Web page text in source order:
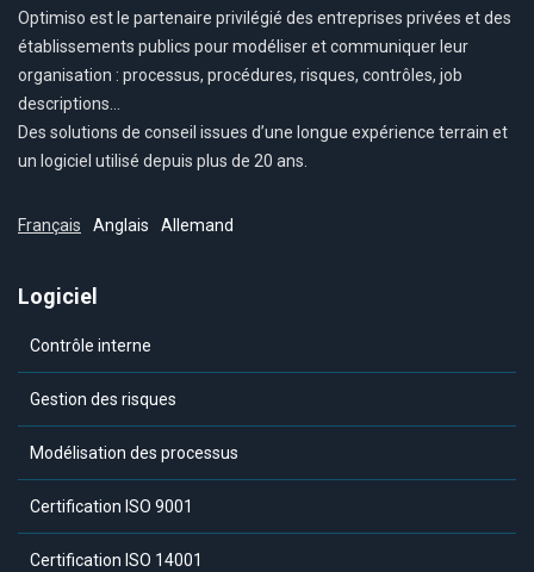
Optimiso est le partenaire privilégié des entreprises privées et des
établissements publics pour modéliser et communiquer leur
organisation : processus, procédures, risques, contrôles, job
descriptions…
Des solutions de conseil issues d’une longue expérience terrain et
un logiciel utilisé depuis plus de 20 ans.
Français Anglais Allemand
Logiciel
Contrôle interne
Gestion des risques
Modélisation des processus
Certification ISO 9001
Certification ISO 14001